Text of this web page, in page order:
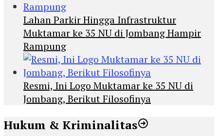
Lahan Parkir Hingga Infrastruktur
Muktamar ke 35 NU di Jombang Hampir
Rampung
Resmi, Ini Logo Muktamar ke 35 NU di
Jombang, Berikut Filosofinya
Hukum & Kriminalitas